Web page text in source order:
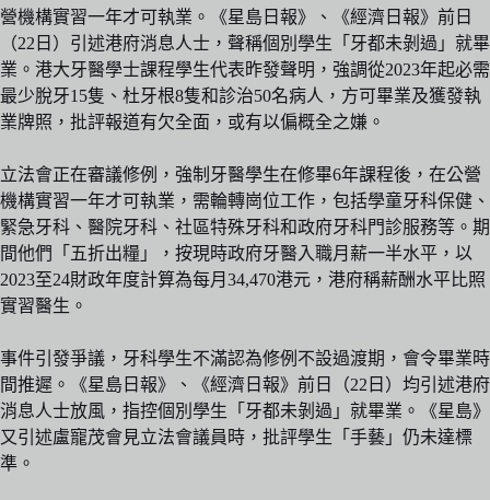
營機構實習一年才可執業。《星島日報》、《經濟日報》前日
（22日）引述港府消息人士，聲稱個別學生「牙都未剝過」就畢
業。港大牙醫學士課程學生代表昨發聲明，強調從2023年起必需
最少脫牙15隻、杜牙根8隻和診治50名病人，方可畢業及獲發執
業牌照，批評報道有欠全面，或有以偏概全之嫌。
立法會正在審議修例，強制牙醫學生在修畢6年課程後，在公營
機構實習一年才可執業，需輪轉崗位工作，包括學童牙科保健、
緊急牙科、醫院牙科、社區特殊牙科和政府牙科門診服務等。期
間他們「五折出糧」，按現時政府牙醫入職月薪一半水平，以
2023至24財政年度計算為每月34,470港元，港府稱薪酬水平比照
實習醫生。
事件引發爭議，牙科學生不滿認為修例不設過渡期，會令畢業時
間推遲。《星島日報》、《經濟日報》前日（22日）均引述港府
消息人士放風，指控個別學生「牙都未剝過」就畢業。《星島》
又引述盧寵茂會見立法會議員時，批評學生「手藝」仍未達標
準。